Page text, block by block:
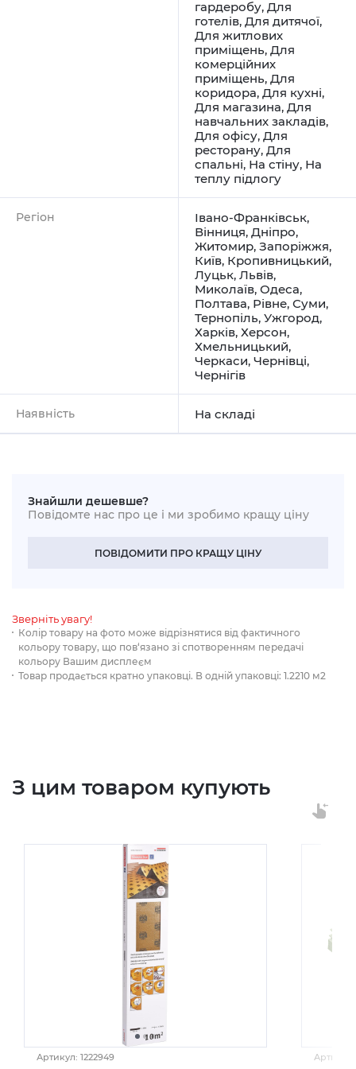
гардеробу, Для
готелів, Для дитячої,
Для житлових
приміщень, Для
комерційних
приміщень, Для
коридора, Для кухні,
Для магазина, Для
навчальних закладів,
Для офісу, Для
ресторану, Для
спальні, На стіну, На
теплу підлогу
Регіон Івано-Франківськ,
Вінниця, Дніпро,
Житомир, Запоріжжя,
Київ, Кропивницький,
Луцьк, Львів,
Миколаїв, Одеса,
Полтава, Рівне, Суми,
Тернопіль, Ужгород,
Харків, Херсон,
Хмельницький,
Черкаси, Чернівці,
Чернігів
Наявність На складі
Знайшли дешевше?
Повідомте нас про це і ми зробимо кращу ціну
ПОВІДОМИТИ ПРО КРАЩУ ЦІНУ
Зверніть увагу!
Колір товару на фото може відрізнятися від фактичного
кольору товару, що пов‘язано зі спотворенням передачі
кольору Вашим дисплеєм
Товар продається кратно упаковці. В одній упаковці: 1.2210 м2
З цим товаром купують
Артикул: 1222949